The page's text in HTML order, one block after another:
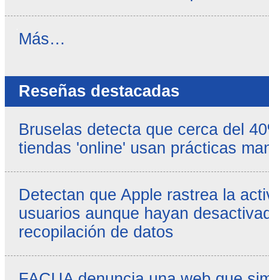
Noticias
Más…
Reseñas destacadas
Bruselas detecta que cerca del
tiendas 'online' usan prácticas
Detectan que Apple rastrea la
usuarios aunque hayan
recopilación de datos